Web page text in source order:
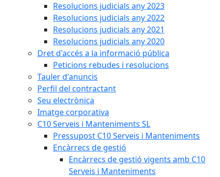
Resolucions judicials any 2023
Resolucions judicials any 2022
Resolucions judicials any 2021
Resolucions judicials any 2020
Dret d'accés a la informació pública
Peticions rebudes i resolucions
Tauler d'anuncis
Perfil del contractant
Seu electrònica
Imatge corporativa
C10 Serveis i Manteniments SL
Pressupost C10 Serveis i Manteniments
Encàrrecs de gestió
Encàrrecs de gestió vigents amb C10
Serveis i Manteniments